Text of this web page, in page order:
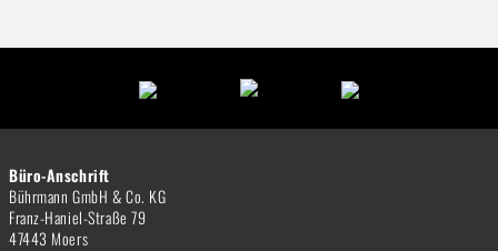
Büro-Anschrift
Bührmann GmbH & Co. KG
Franz-Haniel-Straße 79
47443 Moers